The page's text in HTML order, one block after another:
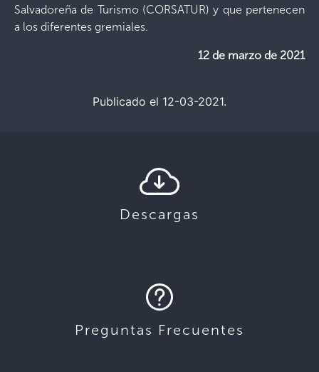
Salvadoreña de Turismo (CORSATUR) y que pertenecen
a los diferentes gremiales.
12 de marzo de 2021
Publicado el 12-03-2021.
Descargas
Preguntas Frecuentes